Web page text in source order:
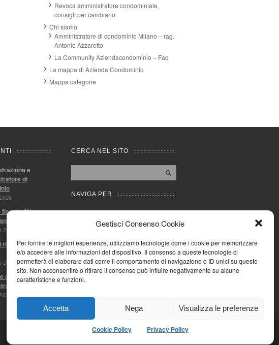
Gestisci Consenso Cookie
Per fornire le migliori esperienze, utilizziamo tecnologie come i cookie per memorizzare
e/o accedere alle informazioni del dispositivo. Il consenso a queste tecnologie ci
permetterà di elaborare dati come il comportamento di navigazione o ID unici su questo
sito. Non acconsentire o ritirare il consenso può influire negativamente su alcune
caratteristiche e funzioni.
Accetta Nega Visualizza le preferenze
Cookie Policy Privacy Policy
Revoca amministratore condominiale,
consigli per cambiarlo
Chi siamo
Amministratore di condominio Milano – rag.
Antonio Azzaretto
La Community Aziendacondominio – Faq
La mappa di Azienda Condominio
Mappa categorie
e
di
fiscale 4%,
soggette
ricostruzione a
conferma
CERCA NEL SITO
NAVIGA PER
Mappa completa
Mappa categorie
Privacy Policy
Forum
Iscriviti alla Community
AziendaCondominio